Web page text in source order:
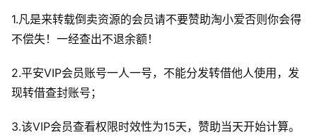
电
商
货
院
1.凡是来转载倒卖资源的会员请不要赞助淘小爱否则你会得
不偿失！一经查出不退余额！
2.平安VIP会员账号一人一号，不能分发转借他人使用，发
现转借查封账号；
3.该VIP会员查看权限时效性为15天，赞助当天开始计算。